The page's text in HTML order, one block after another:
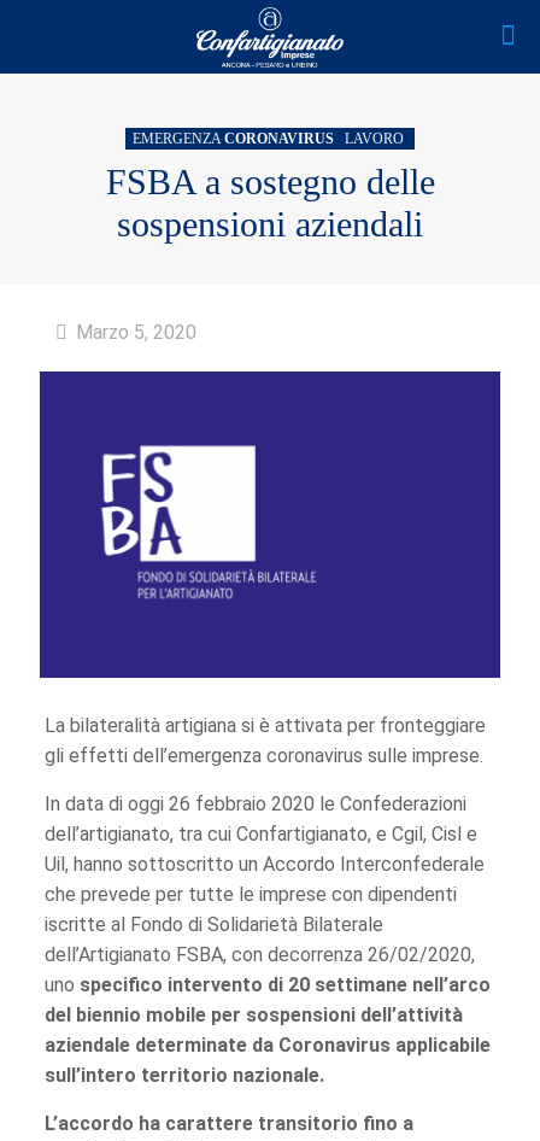
EMERGENZACORONAVIRUS LAVORO
FSBA a sostegno delle
sospensioni aziendali
Marzo 5, 2020
La bilateralità artigiana si è attivata per fronteggiare
gli effetti dell’emergenza coronavirus sulle imprese.
In data di oggi 26 febbraio 2020 le Confederazioni
dell’artigianato, tra cui Confartigianato, e Cgil, Cisl e
Uil, hanno sottoscritto un Accordo Interconfederale
che prevede per tutte le imprese con dipendenti
iscritte al Fondo di Solidarietà Bilaterale
dell’Artigianato FSBA, con decorrenza 26/02/2020,
uno specifico intervento di 20 settimane nell’arco
del biennio mobile per sospensioni dell’attività
aziendale determinate da Coronavirus applicabile
sull’intero territorio nazionale.
L’accordo ha carattere transitorio fino a